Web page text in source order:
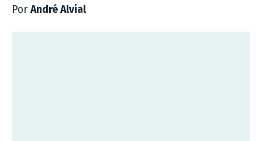
Por André Alvial